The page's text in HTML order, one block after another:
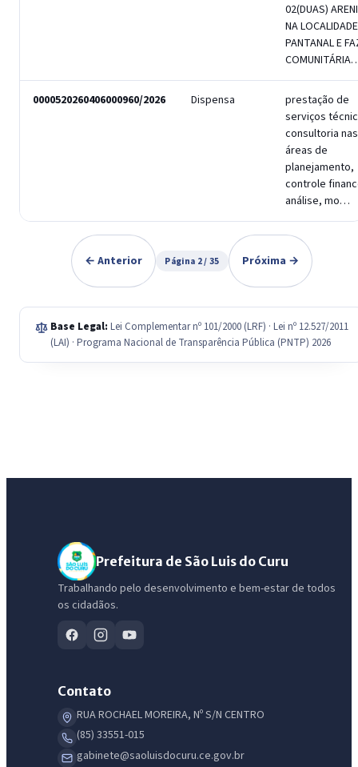
02(DUAS)
NA
PANTANAL E
0000520260406000960/2026 Dispensa
prestação de
serviços
consultoria nas
áreas de
planejamento,
controle
análise, mo…
← Anterior Página 2 / 35 Próxima →
Base Legal: Lei Complementar nº 101/2000 (LRF) · Lei nº 12.527/2011
(LAI) · Programa Nacional de Transparência Pública (PNTP) 2026
Prefeitura de São Luis do Curu
Trabalhando pelo desenvolvimento e bem-estar de todos
os cidadãos.
Contato
RUA ROCHAEL MOREIRA, Nº S/N CENTRO
(85) 33551-015
gabinete@saoluisdocuru.ce.gov.br